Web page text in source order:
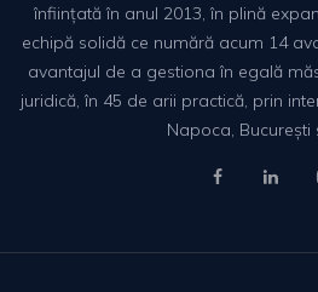
înființată în anul 2013, în plină
echipă solidă ce numără acum 14
avantajul de a gestiona în egală
juridică, în 45 de arii practică, prin
Napoca, București